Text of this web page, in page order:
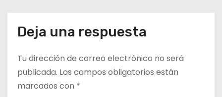
r
a
d
Deja una respuesta
Tu dirección de correo electrónico no será
publicada. Los campos obligatorios están
marcados con *